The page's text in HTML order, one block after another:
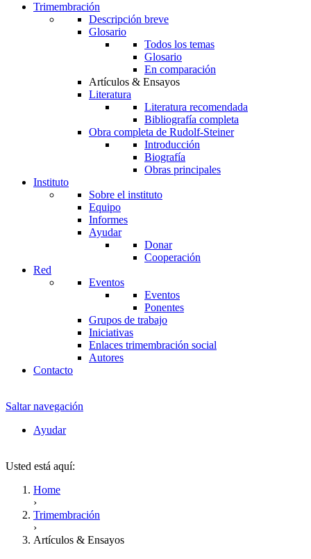
Trimembración
Descripción breve
Glosario
Todos los temas
Glosario
En comparación
Artículos & Ensayos
Literatura
Literatura recomendada
Bibliografía completa
Obra completa de Rudolf-Steiner
Introducción
Biografía
Obras principales
Instituto
Sobre el instituto
Equipo
Informes
Ayudar
Donar
Cooperación
Red
Eventos
Eventos
Ponentes
Grupos de trabajo
Iniciativas
Enlaces trimembración social
Autores
Contacto
Saltar navegación
Ayudar
Usted está aquí:
Home
›
Trimembración
›
Artículos & Ensayos